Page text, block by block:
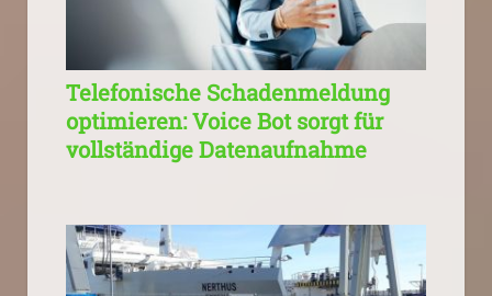
Telefonische Schadenmeldung
optimieren: Voice Bot sorgt für
vollständige Datenaufnahme